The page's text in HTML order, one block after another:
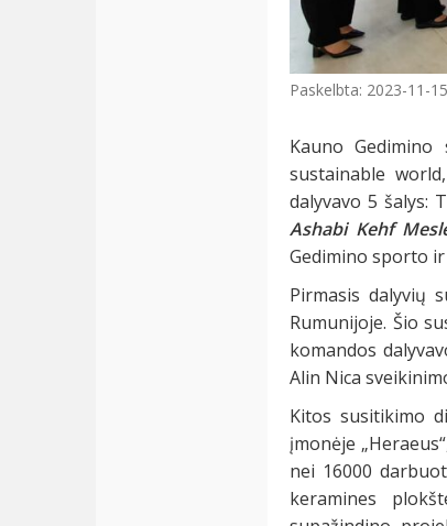
Paskelbta: 2023-11-
Kauno
sustainable
dalyvavo 5 šalys:
Ashabi Kehf
Gedimino sporto
Pirmasis dalyvių
Rumunijoje. Šio
komandos
Alin Nica
Kitos susitikimo
įmonėje
nei 16000
keramines